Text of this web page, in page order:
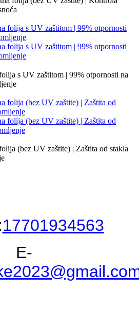
s UV zaštitom | 99% otpornosti na
(bez UV zaštite) | Zaštita od stakla
17701934563
E-